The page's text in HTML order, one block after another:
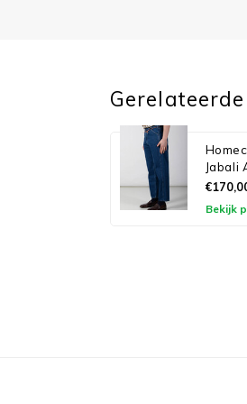
Jabali
Bekijk